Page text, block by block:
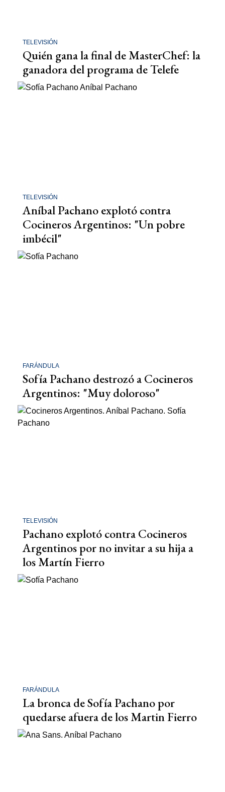
TELEVISIÓN
Quién gana la final de MasterChef: la
ganadora del programa de Telefe
TELEVISIÓN
Aníbal Pachano explotó contra
Cocineros Argentinos: "Un pobre
imbécil"
FARÁNDULA
Sofía Pachano destrozó a Cocineros
Argentinos: "Muy doloroso"
TELEVISIÓN
Pachano explotó contra Cocineros
Argentinos por no invitar a su hija a
los Martín Fierro
FARÁNDULA
La bronca de Sofía Pachano por
quedarse afuera de los Martin Fierro